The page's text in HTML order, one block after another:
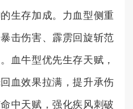
生存加成。力血型侧重
击伤害、霹雳回旋斩范
血牛型优先生存天赋，
血效果拉满，提升承伤
中天赋，强化疾风刺破